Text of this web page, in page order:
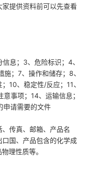
提供资料前可以先查看
息；3、危险标识；4、
；7、操作和储存；8、
10、稳定性/反应；11、
事项；14、运输信息；
申请需要的文件
传真、邮箱、产品名
国、产品包含的化学成
理性质等。